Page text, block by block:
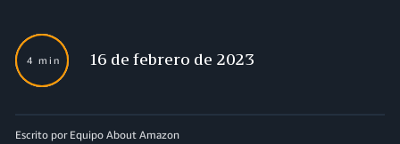
4 min 16 de febrero de 2023
Escrito por Equipo About Amazon